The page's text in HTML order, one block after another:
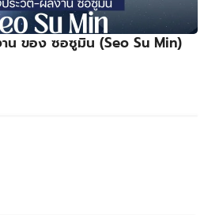
น ของ ซอซูมิน (Seo Su Min)